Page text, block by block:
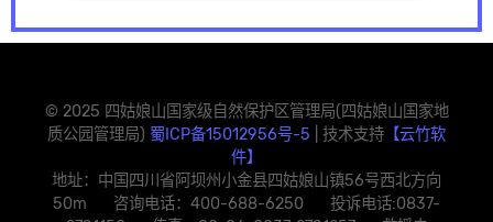
© 2025 四姑娘山国家级自然保护区管理局(四姑娘山国家地
质公园管理局) 蜀ICP备15012956号-5 | 技术支持 【云竹软
件】
地址：中国四川省阿坝州小金县四姑娘山镇56号西北方向
50m 咨询电话：400-688-6250 投诉电话:0837-